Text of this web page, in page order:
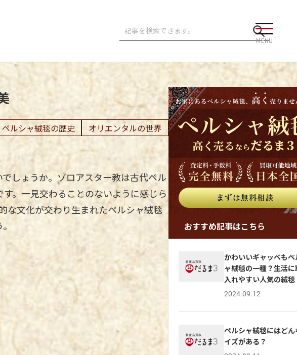
MENU
ペルシャ絨毯の歴史 オリエンタルの世界
しょうか。ゾロアスター教は古代ペル
。一見交わることのないように感じら
な文化が交わり生まれたペルシャ絨毯
おすすめ記事はこちら
かわいいギャッベもペ
ャ絨毯の一種？生活
入れやすい人気の絨毯
2024.09.12
ペルシャ絨毯にはどん
イズがある？